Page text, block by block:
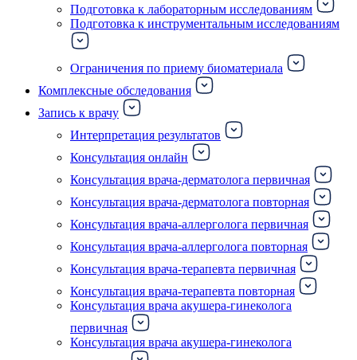
Подготовка к лабораторным исследованиям
Подготовка к инструментальным исследованиям
Ограничения по приему биоматериала
Комплексные обследования
Запись к врачу
Интерпретация результатов
Консультация онлайн
Консультация врача-дерматолога первичная
Консультация врача-дерматолога повторная
Консультация врача-аллерголога первичная
Консультация врача-аллерголога повторная
Консультация врача-терапевта первичная
Консультация врача-терапевта повторная
Консультация врача акушера-гинеколога
первичная
Консультация врача акушера-гинеколога